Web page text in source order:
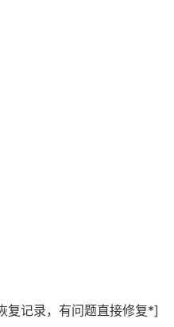
复记录，有问题直接修复*]